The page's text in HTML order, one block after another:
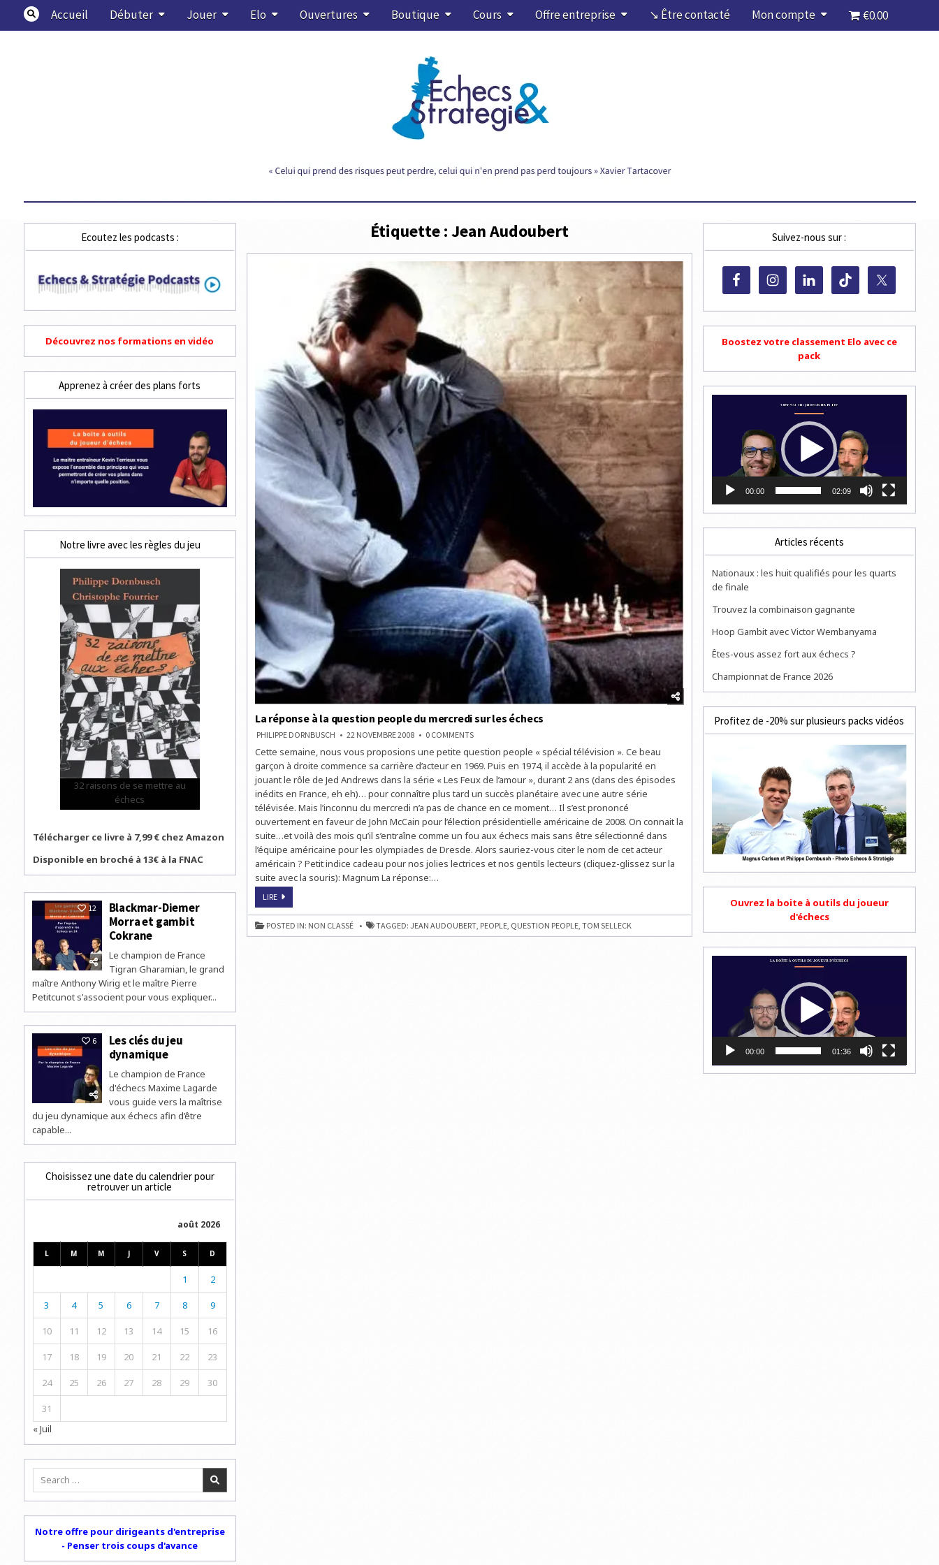
content
Accueil Débuter Jouer Elo Ouvertures Boutique Cours Offre entreprise ↘ Être contacté Mon compte €0.00
Étiquette :Jean Audoubert
La réponse à la question people du mercredi sur les échecs
PHILIPPE DORNBUSCH 22 NOVEMBRE 2008 0 COMMENTSON
RÉPONSE
LA
QUESTION
PEOPLE
DU
SUR
LES
ÉCHECS
Cette semaine, nous vous proposions une petite question people « spécial télévision ». Ce beau
garçon à droite commence sa carrière d’acteur en 1969. Puis en 1974, il accède à la popularité en
jouant le rôle de Jed Andrews dans la série « Les Feux de l’amour », durant 2 ans (dans des épisodes
inédits en France, eh eh)… pour connaître plus tard un succès planétaire avec une autre série
télévisée. Mais l’inconnu du mercredi n’a pas de chance en ce moment… Il s’est prononcé
ouvertement en faveur de John McCain pour l’élection présidentielle américaine de 2008. On connait la
suite…et voilà des mois qu’il s’entraîne comme un fou aux échecs mais sans être sélectionné dans
l’équipe américaine pour les olympiades de Dresde. Alors sauriez-vous citer le nom de cet acteur
américain ? Petit indice cadeau pour nos jolies lectrices et nos gentils lecteurs (cliquez-glissez sur la
suite avec la souris): Magnum La réponse:…
LIRELA
À
LA
QUESTION
PEOPLE
POSTED IN: NON CLASSÉ TAGGED: JEAN AUDOUBERT, PEOPLE, QUESTION PEOPLE, TOM SELLECK
Ecoutez les podcasts :
Découvrez nos formations en vidéo
Apprenez à créer des plans forts
Notre livre avec les règles du jeu
32 raisons de se mettre au
échecs
Télécharger ce livre à 7,99 € chez Amazon
Disponible en broché à 13€ à la FNAC
12
Blackmar-Diemer
Morra et gambit
Cokrane
Le champion de France
Tigran Gharamian, le grand
maître Anthony Wirig et le maître Pierre
Petitcunot s'associent pour vous expliquer...
6
Les clés du jeu
dynamique
Le champion de France
d'échecs Maxime Lagarde
vous guide vers la maîtrise
du jeu dynamique aux échecs afin d’être
capable...
Choisissez une date du calendrier pour
retrouver un article
août 2026
L M M J V S D
1 2
3 4 5 6 7 8 9
10 11 12 13 14 15 16
17 18 19 20 21 22 23
24 25 26 27 28 29 30
31
« Juil
Search
Notre offre pour dirigeants d'entreprise
- Penser trois coups d'avance
Suivez-nous sur :
Boostez votre classement Elo avec ce
pack
00:00 02:09
Articles récents
Nationaux : les huit qualifiés pour les quarts
de finale
Trouvez la combinaison gagnante
Hoop Gambit avec Victor Wembanyama
Êtes-vous assez fort aux échecs ?
Championnat de France 2026
Profitez de -20% sur plusieurs packs vidéos
Ouvrez la boite à outils du joueur
d'échecs
00:00 01:36